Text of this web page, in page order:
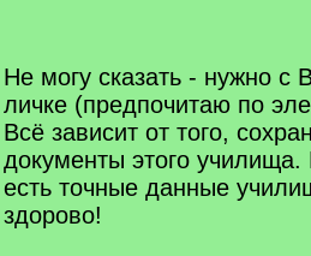
Не могу сказать - нужно с
личке (предпочитаю по
Всё зависит от того,
документы этого училища.
есть точные данные
здорово!